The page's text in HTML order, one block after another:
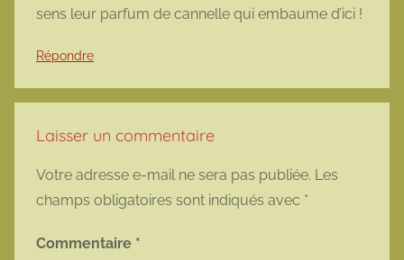
sens leur parfum de cannelle qui embaume d’ici !
Répondre
Laisser un commentaire
Votre adresse e-mail ne sera pas publiée. Les
champs obligatoires sont indiqués avec *
Commentaire *